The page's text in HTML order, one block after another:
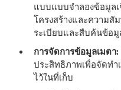
แบบแบบจําลองข้อมูล
โครงสร้างและความสั
ระเบียบและสืบค้นข้อ
การจัดการข้อมูลเมตา:
ประสิทธิภาพเพื่อจัดทํา
ไว้ในที่เก็บ